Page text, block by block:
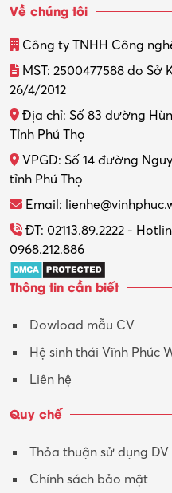
Thiết kế
Thiết kế nội thất
Thợ máy – Ô tô – Xe
Thực tập
Tổ chức sự kiện – Quà
Trợ lý
Tư vấn
Tư vấn – Kiến trúc
Về chúng tôi
Công ty TNHH Công
MST: 2500477588 do Sở
26/4/2012
Địa chỉ: Số 83 đường
Tỉnh Phú Thọ
VPGD: Số 14 đường
tỉnh Phú Thọ
Email:
ĐT: 02113.89.2222 -
0968.212.886
Thông tin cần biết
Dowload mẫu CV
Hệ sinh thái Vĩnh Phúc
Liên hệ
Quy chế
Thỏa thuận sử dụng DV
Chính sách bảo mật